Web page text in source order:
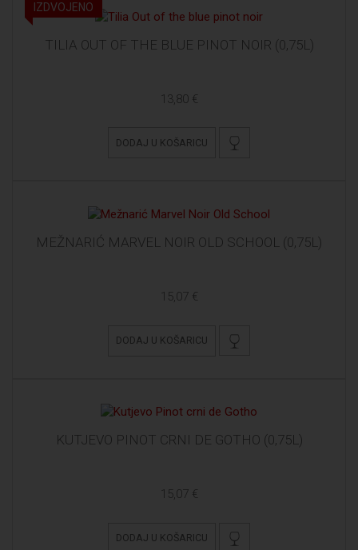
IZDVOJENO
TILIA OUT OF THE BLUE PINOT NOIR (0,75L)
13,80 €
DODAJ U KOŠARICU
MEŽNARIĆ MARVEL NOIR OLD SCHOOL (0,75L)
15,07 €
DODAJ U KOŠARICU
KUTJEVO PINOT CRNI DE GOTHO (0,75L)
15,07 €
DODAJ U KOŠARICU